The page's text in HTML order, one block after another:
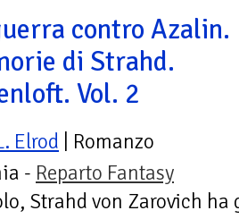
contro Azalin.
di Strahd.
Vol. 2
Elrod | Romanzo
- Reparto Fantasy
Strahd von Zarovich